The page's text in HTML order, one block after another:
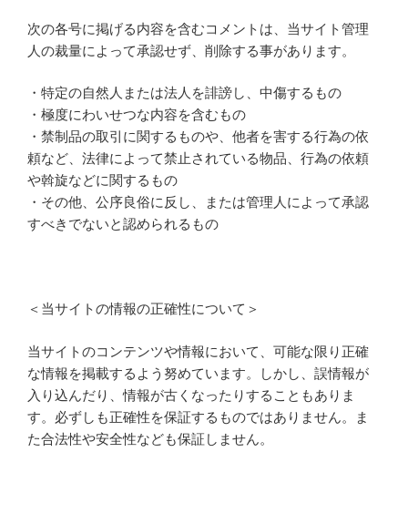
次の各号に掲げる内容を含むコメントは、当サイト管理
人の裁量によって承認せず、削除する事があります。
・特定の自然人または法人を誹謗し、中傷するもの
・極度にわいせつな内容を含むもの
・禁制品の取引に関するものや、他者を害する行為の依
頼など、法律によって禁止されている物品、行為の依頼
や斡旋などに関するもの
・その他、公序良俗に反し、または管理人によって承認
すべきでないと認められるもの
＜当サイトの情報の正確性について＞
当サイトのコンテンツや情報において、可能な限り正確
な情報を掲載するよう努めています。しかし、誤情報が
入り込んだり、情報が古くなったりすることもありま
す。必ずしも正確性を保証するものではありません。ま
た合法性や安全性なども保証しません。